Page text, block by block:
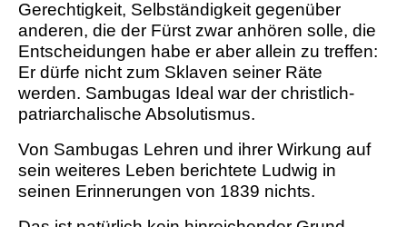
Gerechtigkeit, Selbständigkeit gegenüber
anderen, die der Fürst zwar anhören solle, die
Entscheidungen habe er aber allein zu treffen:
Er dürfe nicht zum Sklaven seiner Räte
werden. Sambugas Ideal war der christlich-
patriarchalische Absolutismus.
Von Sambugas Lehren und ihrer Wirkung auf
sein weiteres Leben berichtete Ludwig in
seinen Erinnerungen von 1839 nichts.